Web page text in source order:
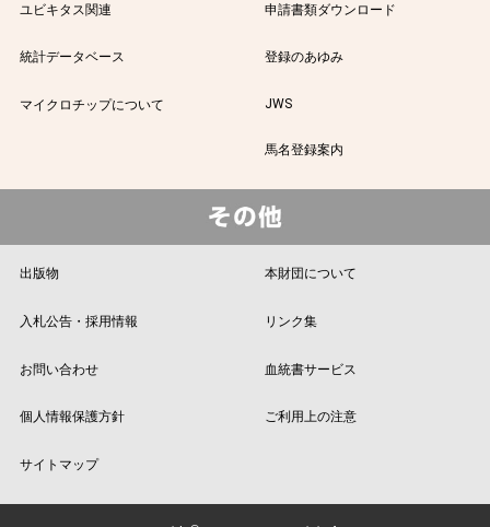
ユビキタス関連 申請書類ダウンロード
統計データベース 登録のあゆみ
マイクロチップについて JWS
馬名登録案内
出版物 本財団について
入札公告・採用情報 リンク集
お問い合わせ 血統書サービス
個人情報保護方針 ご利用上の注意
サイトマップ